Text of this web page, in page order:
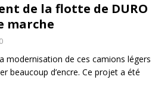
de la flotte de DURO
marche
0
modernisation de ces camions légers
beaucoup d’encre. Ce projet a été